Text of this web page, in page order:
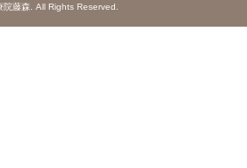
院藤森 . All Rights Reserved.